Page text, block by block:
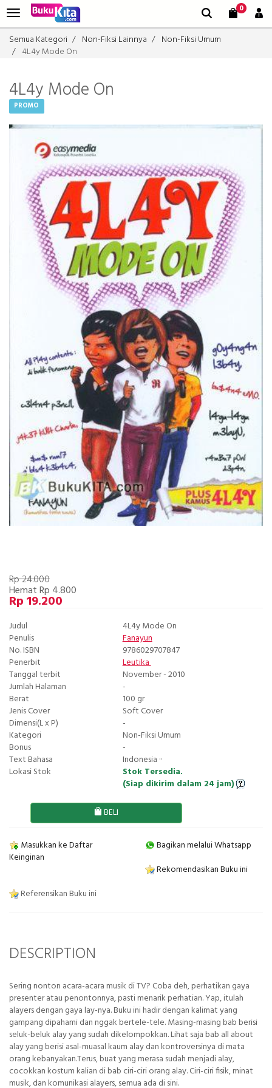
0
Semua Kategori Non-Fiksi Lainnya
Non-Fiksi Umum
4L4y Mode On
4L4y Mode On
PROMO
Rp 24.000
Hemat Rp 4.800
Rp 19.200
Judul
4L4y Mode On
Penulis
Fanayun
No. ISBN
9786029707847
Penerbit
Leutika
Tanggal terbit
November - 2010
Jumlah Halaman
-
Berat
100 gr
Jenis Cover
Soft Cover
Dimensi(L x P)
-
Kategori
Non-Fiksi Umum
Bonus
-
Text Bahasa
Indonesia ··
Lokasi Stok
Stok Tersedia.
(Siap dikirim dalam 24 jam)
BELI
Masukkan ke Daftar
Keinginan
Bagikan melalui Whatsapp
Rekomendasikan Buku ini
Referensikan Buku ini
DESCRIPTION
Sering nonton acara-acara musik di TV? Coba deh, perhatikan gaya
presenter atau penontonnya, pasti menarik perhatian. Yap, itulah
alayers dengan gaya lay-nya. Buku ini hadir dengan kalimat yang
gampang dipahami dan nggak bertele-tele. Masing-masing bab berisi
seluk-beluk alay yang sudah dikelompokkan. Lihat saja bab all about
alay yang berisi asal-muasal kaum alay dan kontroversinya di mata
orang kebanyakan.Terus, buat yang merasa sudah menjadi alay,
cocokkan kostum kalian di bab ciri-ciri orang alay. Ciri-ciri fisik, minat
musik, dan komunikasi alayers, semua ada di sini.